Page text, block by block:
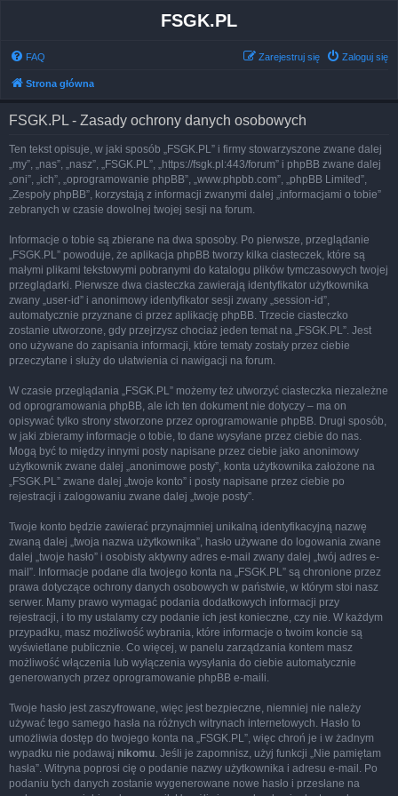
FSGK.PL
FAQ Zaloguj się
Zarejestruj się
Strona główna
FSGK.PL - Zasady ochrony danych osobowych
Ten tekst opisuje, w jaki sposób „FSGK.PL” i firmy stowarzyszone zwane dalej
„my”, „nas”, „nasz”, „FSGK.PL”, „https://fsgk.pl:443/forum” i phpBB zwane dalej
„oni”, „ich”, „oprogramowanie phpBB”, „www.phpbb.com”, „phpBB Limited”,
„Zespoły phpBB”, korzystają z informacji zwanymi dalej „informacjami o tobie”
zebranych w czasie dowolnej twojej sesji na forum.
Informacje o tobie są zbierane na dwa sposoby. Po pierwsze, przeglądanie
„FSGK.PL” powoduje, że aplikacja phpBB tworzy kilka ciasteczek, które są
małymi plikami tekstowymi pobranymi do katalogu plików tymczasowych twojej
przeglądarki. Pierwsze dwa ciasteczka zawierają identyfikator użytkownika
zwany „user-id” i anonimowy identyfikator sesji zwany „session-id”,
automatycznie przyznane ci przez aplikację phpBB. Trzecie ciasteczko
zostanie utworzone, gdy przejrzysz chociaż jeden temat na „FSGK.PL”. Jest
ono używane do zapisania informacji, które tematy zostały przez ciebie
przeczytane i służy do ułatwienia ci nawigacji na forum.
W czasie przeglądania „FSGK.PL” możemy też utworzyć ciasteczka niezależne
od oprogramowania phpBB, ale ich ten dokument nie dotyczy – ma on
opisywać tylko strony stworzone przez oprogramowanie phpBB. Drugi sposób,
w jaki zbieramy informacje o tobie, to dane wysyłane przez ciebie do nas.
Mogą być to między innymi posty napisane przez ciebie jako anonimowy
użytkownik zwane dalej „anonimowe posty”, konta użytkownika założone na
„FSGK.PL” zwane dalej „twoje konto” i posty napisane przez ciebie po
rejestracji i zalogowaniu zwane dalej „twoje posty”.
Twoje konto będzie zawierać przynajmniej unikalną identyfikacyjną nazwę
zwaną dalej „twoja nazwa użytkownika”, hasło używane do logowania zwane
dalej „twoje hasło” i osobisty aktywny adres e-mail zwany dalej „twój adres e-
mail”. Informacje podane dla twojego konta na „FSGK.PL” są chronione przez
prawa dotyczące ochrony danych osobowych w państwie, w którym stoi nasz
serwer. Mamy prawo wymagać podania dodatkowych informacji przy
rejestracji, i to my ustalamy czy podanie ich jest konieczne, czy nie. W każdym
przypadku, masz możliwość wybrania, które informacje o twoim koncie są
wyświetlane publicznie. Co więcej, w panelu zarządzania kontem masz
możliwość włączenia lub wyłączenia wysyłania do ciebie automatycznie
generowanych przez oprogramowanie phpBB e-maili.
Twoje hasło jest zaszyfrowane, więc jest bezpieczne, niemniej nie należy
używać tego samego hasła na różnych witrynach internetowych. Hasło to
umożliwia dostęp do twojego konta na „FSGK.PL”, więc chroń je i w żadnym
wypadku nie podawaj nikomu. Jeśli je zapomnisz, użyj funkcji „Nie pamiętam
hasła”. Witryna poprosi cię o podanie nazwy użytkownika i adresu e-mail. Po
podaniu tych danych zostanie wygenerowane nowe hasło i przesłane na